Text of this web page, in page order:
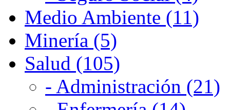
Medio Ambiente (11)
Minería (5)
Salud (105)
- Administración (21)